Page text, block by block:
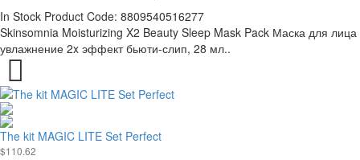
In Stock Product Code: 8809540516277
Skinsomnia Moisturizing X2 Beauty Sleep Mask Pack Маска для лица
увлажнение 2x эффект бьюти-слип, 28 мл..
The kit MAGIC LITE Set Perfect
$110.62